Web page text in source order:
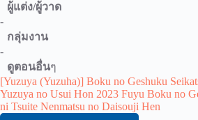
ผู้แต่ง/ผู้วาด
-
กลุ่มงาน
-
ดูตอนอื่นๆ
[Yuzuya (Yuzuha)] Boku no Geshuku
Yuzuya no Usui Hon 2023 Fuyu Boku no
ni Tsuite Nenmatsu no Daisouji Hen